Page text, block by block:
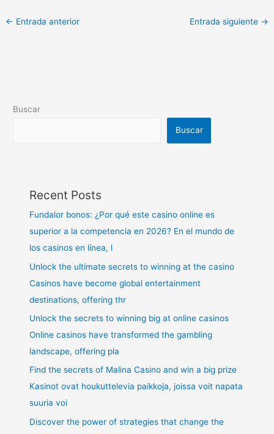
← Entrada anterior Entrada siguiente →
Buscar
Buscar
Recent Posts
Fundalor bonos: ¿Por qué este casino online es
superior a la competencia en 2026? En el mundo de
los casinos en línea, l
Unlock the ultimate secrets to winning at the casino
Casinos have become global entertainment
destinations, offering thr
Unlock the secrets to winning big at online casinos
Online casinos have transformed the gambling
landscape, offering pla
Find the secrets of Malina Casino and win a big prize
Kasinot ovat houkuttelevia paikkoja, joissa voit napata
suuria voi
Discover the power of strategies that change the